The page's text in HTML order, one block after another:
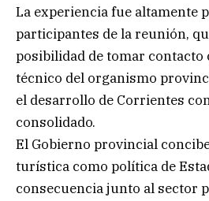
La experiencia fue altamente
participantes de la reunión,
posibilidad de tomar contacto
técnico del organismo
el desarrollo de Corrientes
consolidado.
El Gobierno provincial
turística como política de
consecuencia junto al sector